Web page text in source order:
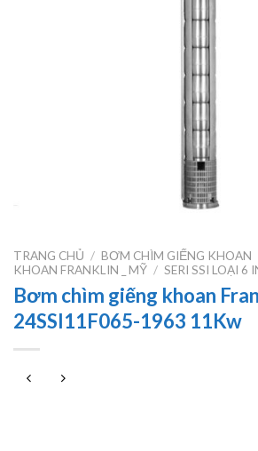
TRANG CHỦ / BƠM CHÌM GIẾNG KHOAN
KHOAN FRANKLIN _ MỸ / SERI SSI LOẠI 6
Bơm chìm giếng khoan
24SSI11F065-1963 11Kw